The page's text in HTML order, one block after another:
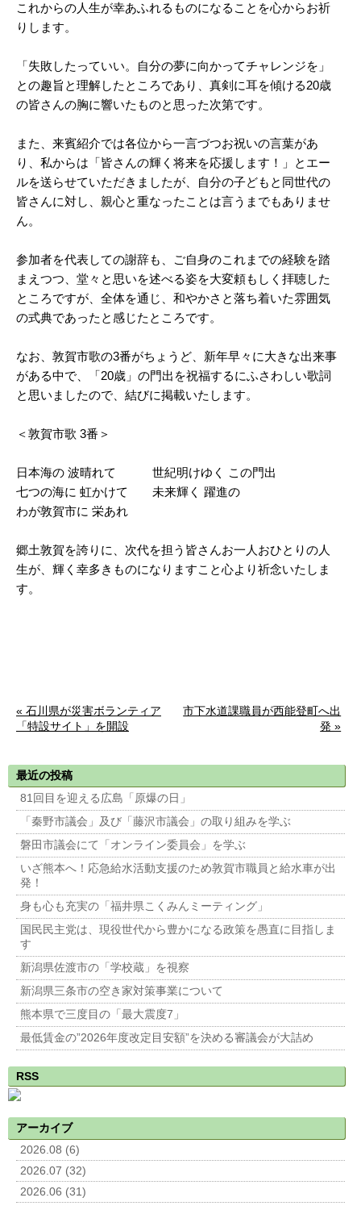
これからの人生が幸あふれるものになることを心からお祈
りします。
「失敗したっていい。自分の夢に向かってチャレンジを」
との趣旨と理解したところであり、真剣に耳を傾ける20歳
の皆さんの胸に響いたものと思った次第です。
また、来賓紹介では各位から一言づつお祝いの言葉があ
り、私からは「皆さんの輝く将来を応援します！」とエー
ルを送らせていただきましたが、自分の子どもと同世代の
皆さんに対し、親心と重なったことは言うまでもありませ
ん。
参加者を代表しての謝辞も、ご自身のこれまでの経験を踏
まえつつ、堂々と思いを述べる姿を大変頼もしく拝聴した
ところですが、全体を通じ、和やかさと落ち着いた雰囲気
の式典であったと感じたところです。
なお、敦賀市歌の3番がちょうど、新年早々に大きな出来事
がある中で、「20歳」の門出を祝福するにふさわしい歌詞
と思いましたので、結びに掲載いたします。
＜敦賀市歌 3番＞
日本海の 波晴れて 世紀明けゆく この門出
七つの海に 虹かけて 未来輝く 躍進の
わが敦賀市に 栄あれ
郷土敦賀を誇りに、次代を担う皆さんお一人おひとりの人
生が、輝く幸多きものになりますこと心より祈念いたしま
す。
« 石川県が災害ボランティア
「特設サイト」を開設
市下水道課職員が西能登町へ出
発 »
最近の投稿
81回目を迎える広島「原爆の日」
「秦野市議会」及び「藤沢市議会」の取り組みを学ぶ
磐田市議会にて「オンライン委員会」を学ぶ
いざ熊本へ！応急給水活動支援のため敦賀市職員と給水車が出
発！
身も心も充実の「福井県こくみんミーティング」
国民民主党は、現役世代から豊かになる政策を愚直に目指しま
す
新潟県佐渡市の「学校蔵」を視察
新潟県三条市の空き家対策事業について
熊本県で三度目の「最大震度7」
最低賃金の”2026年度改定目安額”を決める審議会が大詰め
RSS
アーカイブ
2026.08 (6)
2026.07 (32)
2026.06 (31)